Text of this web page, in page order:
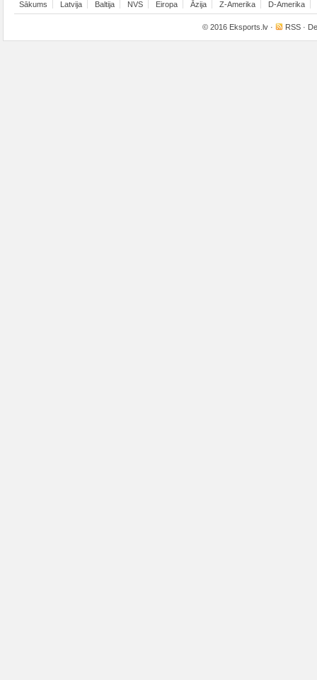
Sākums Latvija Baltija NVS Eiropa Āzija Z-Amerika D-Amerika
© 2016 Eksports.lv · RSS ·